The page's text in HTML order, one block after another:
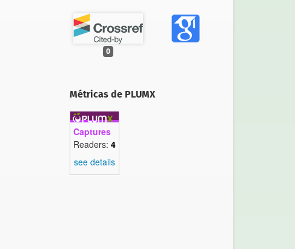
0
Métricas de PLUMX
Captures
Readers: 4
see details